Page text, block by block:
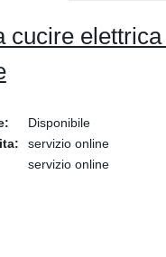
cucire
Disponibile
servizio online
servizio online